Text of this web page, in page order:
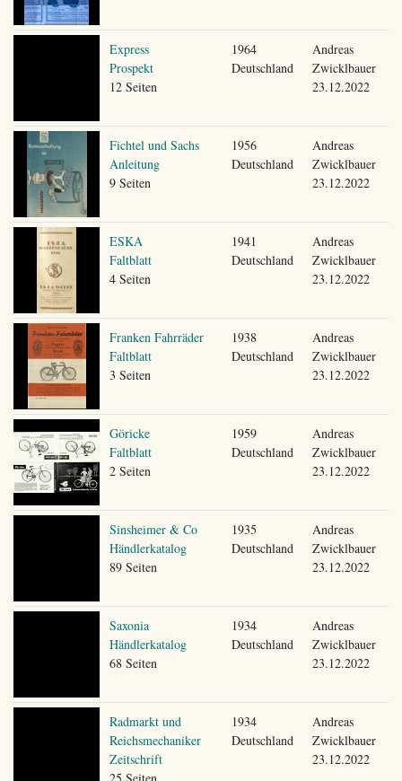
Express
Prospekt
12 Seiten
1964
Deutschland
Andreas
Zwicklbauer
23.12.2022
Fichtel und Sachs
Anleitung
9 Seiten
1956
Deutschland
Andreas
Zwicklbauer
23.12.2022
ESKA
Faltblatt
4 Seiten
1941
Deutschland
Andreas
Zwicklbauer
23.12.2022
Franken Fahrräder
Faltblatt
3 Seiten
1938
Deutschland
Andreas
Zwicklbauer
23.12.2022
Göricke
Faltblatt
2 Seiten
1959
Deutschland
Andreas
Zwicklbauer
23.12.2022
Sinsheimer & Co
Händlerkatalog
89 Seiten
1935
Deutschland
Andreas
Zwicklbauer
23.12.2022
Saxonia
Händlerkatalog
68 Seiten
1934
Deutschland
Andreas
Zwicklbauer
23.12.2022
Radmarkt und
Reichsmechaniker
Zeitschrift
25 Seiten
1934
Deutschland
Andreas
Zwicklbauer
23.12.2022